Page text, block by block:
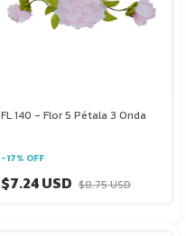
FL 140 - Flor 5 Pétala 3 Onda
-17% OFF
$7.24 USD $8.75 USD